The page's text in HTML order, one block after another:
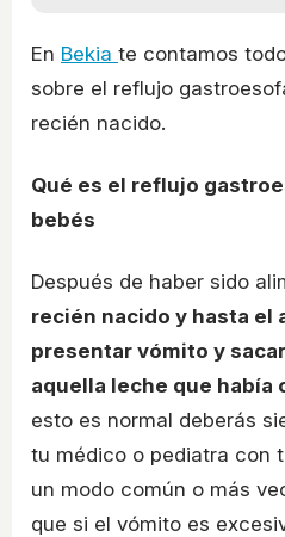
En Bekia te contamos
sobre el reflujo
recién nacido.
Qué es el reflujo
bebés
Después de haber sido
recién nacido y hasta el
presentar vómito y
aquella leche que había
esto es normal deberás
tu médico o pediatra con
un modo común o más
que si el vómito es